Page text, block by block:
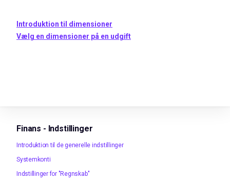
Introduktion til dimensioner
Vælg en dimensioner på en udgift
Finans - Indstillinger
Introduktion til de generelle indstillinger
Systemkonti
Indstillinger for "Regnskab"